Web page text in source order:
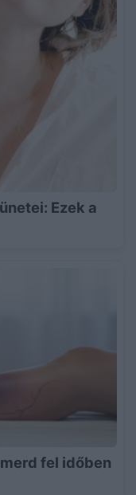
Ezek a
fel időben